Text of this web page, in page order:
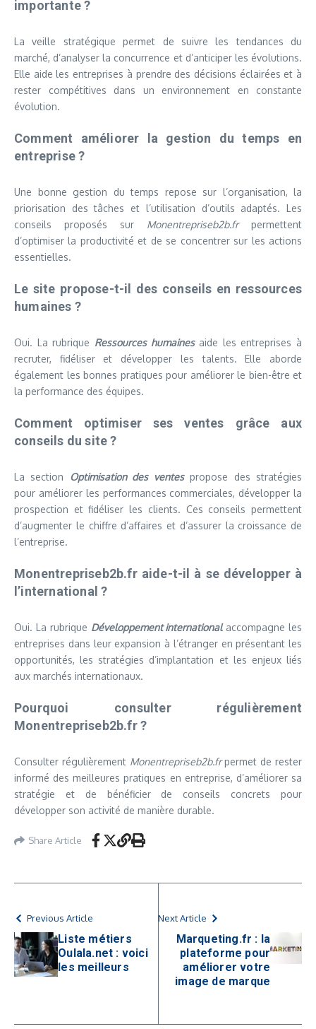
importante ?
La veille stratégique permet de suivre les tendances du
marché, d’analyser la concurrence et d’anticiper les évolutions.
Elle aide les entreprises à prendre des décisions éclairées et à
rester compétitives dans un environnement en constante
évolution.
Comment améliorer la gestion du temps en
entreprise ?
Une bonne gestion du temps repose sur l’organisation, la
priorisation des tâches et l’utilisation d’outils adaptés. Les
conseils proposés sur Monentrepriseb2b.frpermettent
d’optimiser la productivité et de se concentrer sur les actions
essentielles.
Le site propose-t-il des conseils en ressources
humaines ?
Oui. La rubrique Ressources humainesaide les entreprises à
recruter, fidéliser et développer les talents. Elle aborde
également les bonnes pratiques pour améliorer le bien-être et
la performance des équipes.
Comment optimiser ses ventes grâce aux
conseils du site ?
La section Optimisation des ventespropose des stratégies
pour améliorer les performances commerciales, développer la
prospection et fidéliser les clients. Ces conseils permettent
d’augmenter le chiffre d’affaires et d’assurer la croissance de
l’entreprise.
Monentrepriseb2b.fr aide-t-il à se développer à
l’international ?
Oui. La rubrique Développement internationalaccompagne les
entreprises dans leur expansion à l’étranger en présentant les
opportunités, les stratégies d’implantation et les enjeux liés
aux marchés internationaux.
Pourquoi consulter régulièrement
Monentrepriseb2b.fr ?
Consulter régulièrement Monentrepriseb2b.frpermet de rester
informé des meilleures pratiques en entreprise, d’améliorer sa
stratégie et de bénéficier de conseils concrets pour
développer son activité de manière durable.
Share Article
Previous Article
Liste métiers
Oulala.net : voici
les meilleurs
Next Article
Marqueting.fr : la
plateforme pour
améliorer votre
image de marque